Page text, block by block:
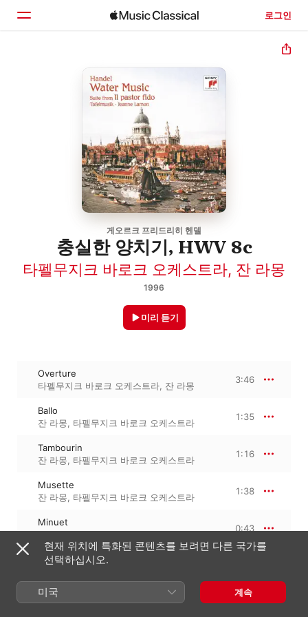
로그인
게오르크 프리드리히 헨델
충실한 양치기, HWV 8c
타펠무지크 바로크 오케스트라, 잔 라몽
1996
미리 듣기
Overture
타펠무지크 바로크 오케스트라, 잔 라몽
3:46
Ballo
잔 라몽, 타펠무지크 바로크 오케스트라
1:35
Tambourin
잔 라몽, 타펠무지크 바로크 오케스트라
1:16
Musette
잔 라몽, 타펠무지크 바로크 오케스트라
1:38
Minuet
타펠무지크 바로크 오케스트라,잔 라몽
0:43
March - Pour les chasseurs - March da
capo
Ballo
1:36
현재 위치에 특화된 콘텐츠를 보려면 다른 국가를
선택하십시오.
미국 계속